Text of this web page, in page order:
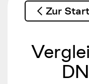
Zur